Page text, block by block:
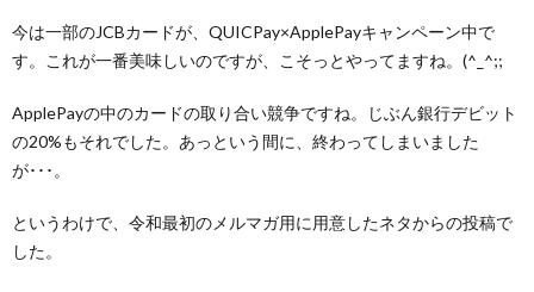
今は一部のJCBカードが、QUICPay×ApplePayキャンペーン中で
す。これが一番美味しいのですが、こそっとやってますね。(^_^;;
ApplePayの中のカードの取り合い競争ですね。じぶん銀行デビット
の20%もそれでした。あっという間に、終わってしまいました
が･･･。
というわけで、令和最初のメルマガ用に用意したネタからの投稿で
した。